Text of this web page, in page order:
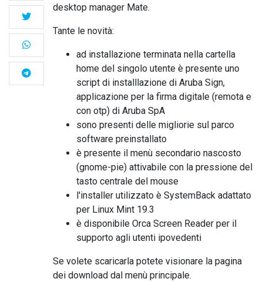
desktop manager Mate.
Tante le novità:
ad installazione terminata nella cartella
home del singolo utente è presente uno
script di installlazione di Aruba Sign,
applicazione per la firma digitale (remota e
con otp) di Aruba SpA
sono presenti delle migliorie sul parco
software preinstallato
è presente il menù secondario nascosto
(gnome-pie) attivabile con la pressione del
tasto centrale del mouse
l'installer utilizzato è SystemBack adattato
per Linux Mint 19.3
è disponibile Orca Screen Reader per il
supporto agli utenti ipovedenti
Se volete scaricarla potete visionare la pagina
dei download dal menù principale.